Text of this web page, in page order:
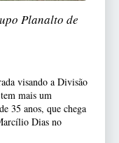
Planalto de
visando a Divisão
mais um
35 anos, que chega
Dias no